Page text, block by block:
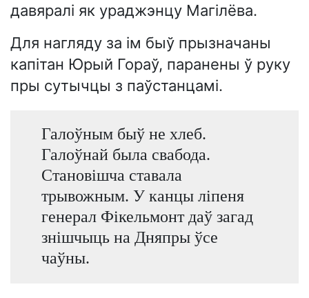
давяралі як ураджэнцу Магілёва.
Для нагляду за ім быў прызначаны
капітан Юрый Гораў, паранены ў руку
пры сутычцы з паўстанцамі.
Галоўным быў не хлеб.
Галоўнай была свабода.
Становішча ставала
трывожным. У канцы ліпеня
генерал Фікельмонт даў загад
знішчыць на Дняпры ўсе
чаўны.